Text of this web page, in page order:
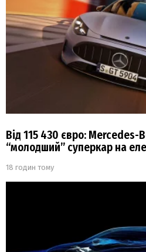
Від 115 430 євро: Mercedes-
“молодший” суперкар на
18 годин тому